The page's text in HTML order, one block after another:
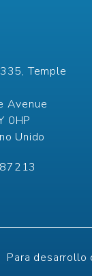
Temple
Avenue
0HP
Unido
Para desarrollo